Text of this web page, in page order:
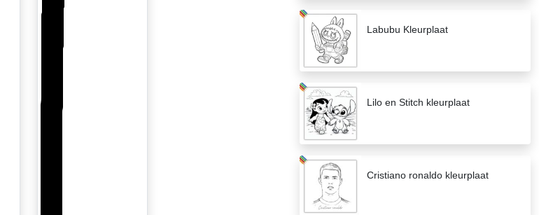
Labubu Kleurplaat
Lilo en Stitch kleurplaat
Cristiano ronaldo kleurplaat